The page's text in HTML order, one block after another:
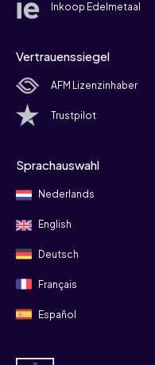
Inkoop Edelmetaal
Vertrauenssiegel
AFM Lizenzinhaber
Trustpilot
Sprachauswahl
Nederlands
English
Deutsch
Français
Español